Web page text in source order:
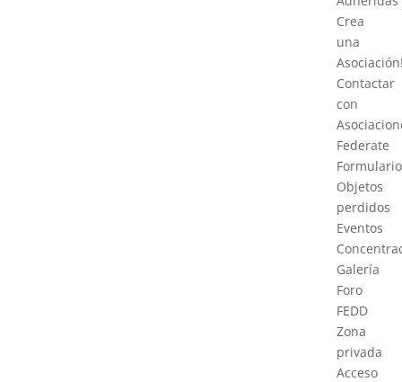
Crea
una
Contactar
con
Federate
Objetos
perdidos
Eventos
Galería
Foro
FEDD
Zona
privada
Acceso